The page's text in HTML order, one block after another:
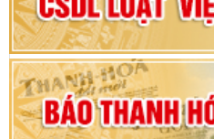
nhiệm kỳ 2025 -
Khai mạc Kỳ họp
hội khóa XV
Phiên thảo luận